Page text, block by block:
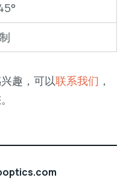
趣，可以联系我们 ，